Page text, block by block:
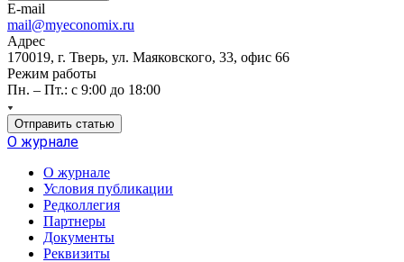
E-mail
mail@myeconomix.ru
Адрес
170019, г. Тверь, ул. Маяковского, 33, офис 66
Режим работы
Пн. – Пт.: с 9:00 до 18:00
Отправить статью
О журнале
О журнале
Условия публикации
Редколлегия
Партнеры
Документы
Реквизиты